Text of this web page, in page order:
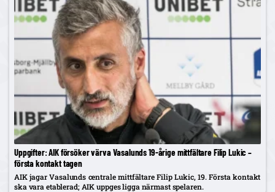
Uppgifter: AIK försöker värva Vasalunds 19-årige mittfältare Filip Lukic –
första kontakt tagen
AIK jagar Vasalunds centrale mittfältare Filip Lukic, 19. Första kontakt
ska vara etablerad; AIK uppges ligga närmast spelaren.